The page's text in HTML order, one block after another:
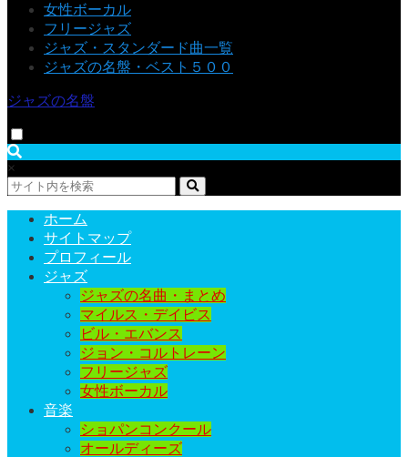
女性ボーカル
フリージャズ
ジャズ・スタンダード曲一覧
ジャズの名盤・ベスト５００
ジャズの名盤
×
ホーム
サイトマップ
プロフィール
ジャズ
ジャズの名曲・まとめ
マイルス・デイビス
ビル・エバンス
ジョン・コルトレーン
フリージャズ
女性ボーカル
音楽
ショパンコンクール
オールディーズ